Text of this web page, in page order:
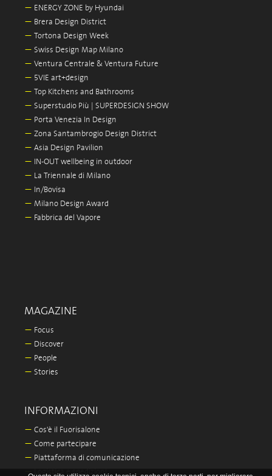
— ENERGY ZONE by Hyundai
— Brera Design District
— Tortona Design Week
— Swiss Design Map Milano
— Ventura Centrale & Ventura Future
— 5VIE art+design
— Top Kitchens and Bathrooms
— Superstudio Più | SUPERDESIGN SHOW
— Porta Venezia In Design
— Zona Santambrogio Design District
— Asia Design Pavilion
— IN-OUT wellbeing in outdoor
— La Triennale di Milano
— In/Bovisa
— Milano Design Award
— Fabbrica del Vapore
MAGAZINE
— Focus
— Discover
— People
— Stories
INFORMAZIONI
— Cos'è il Fuorisalone
— Come partecipare
— Piattaforma di comunicazione
—Logistica e spedizioni